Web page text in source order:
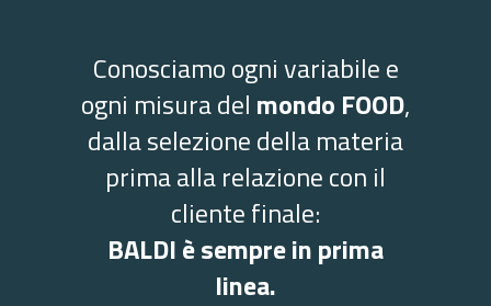
Conosciamo ogni variabile e
ogni misura del mondo FOOD,
dalla selezione della materia
prima alla relazione con il
cliente finale:
BALDI è sempre in prima
linea.